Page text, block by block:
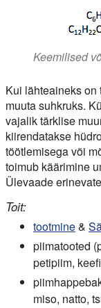
Keemilised
Kui lähteaineks
muuta suhkruks.
vajalik tärklise
kiirendatakse
töötlemisega või
toimub käärimine
Ülevaade
Toit:
tootmine&
piimatooted
petipiim,
miso, natto,